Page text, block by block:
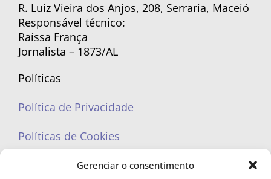
Gerenciar o consentimento
R. Luiz Vieira dos Anjos, 208, Serraria, Maceió
Responsável técnico:
Raíssa França
Jornalista – 1873/AL
Políticas
Política de Privacidade
Políticas de Cookies